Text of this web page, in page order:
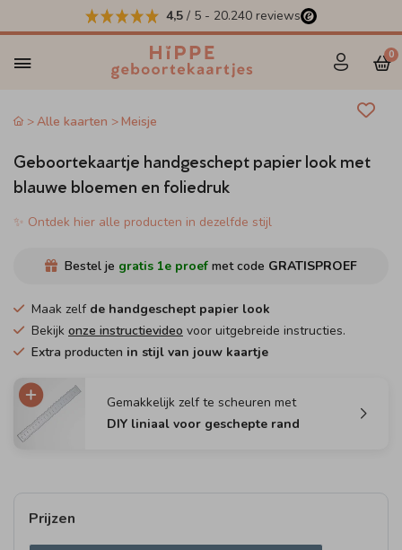
4,5 / 5 - 20.240 reviews
0
Alle kaarten Meisje
Geboortekaartje handgeschept papier look met
blauwe bloemen en foliedruk
✨ Ontdek hier alle producten in dezelfde stijl
Bestel je gratis 1e proef met code GRATISPROEF
Maak zelf de handgeschept papier look
Bekijk onze instructievideo voor uitgebreide instructies.
Extra producten in stijl van jouw kaartje
Gemakkelijk zelf te scheuren met
DIY liniaal voor geschepte rand
Prijzen